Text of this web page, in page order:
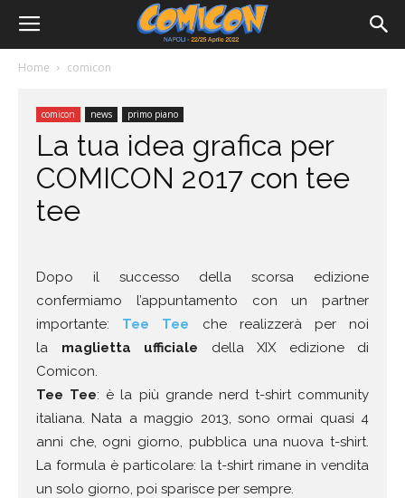
Home comicon
comicon news primo piano
La tua idea grafica per
COMICON 2017 con tee
tee
Dopo il successo della scorsa edizione
confermiamo l’appuntamento con un partner
importante: Tee Tee
che realizzerà per noi
la maglietta ufficiale della XIX edizione di
Comicon.
Tee Tee: è la più grande nerd t-shirt community
italiana. Nata a maggio 2013, sono ormai quasi 4
anni che, ogni giorno, pubblica una nuova t-shirt.
La formula è particolare: la t-shirt rimane in vendita
un solo giorno, poi sparisce per sempre.